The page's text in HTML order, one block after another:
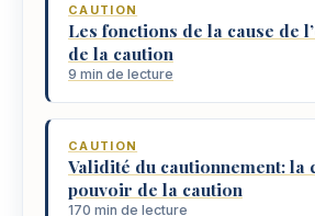
CAUTION
Les fonctions de la cause de
de la caution
9 min de lecture
CAUTION
Validité du cautionnement: la
pouvoir de la caution
170 min de lecture